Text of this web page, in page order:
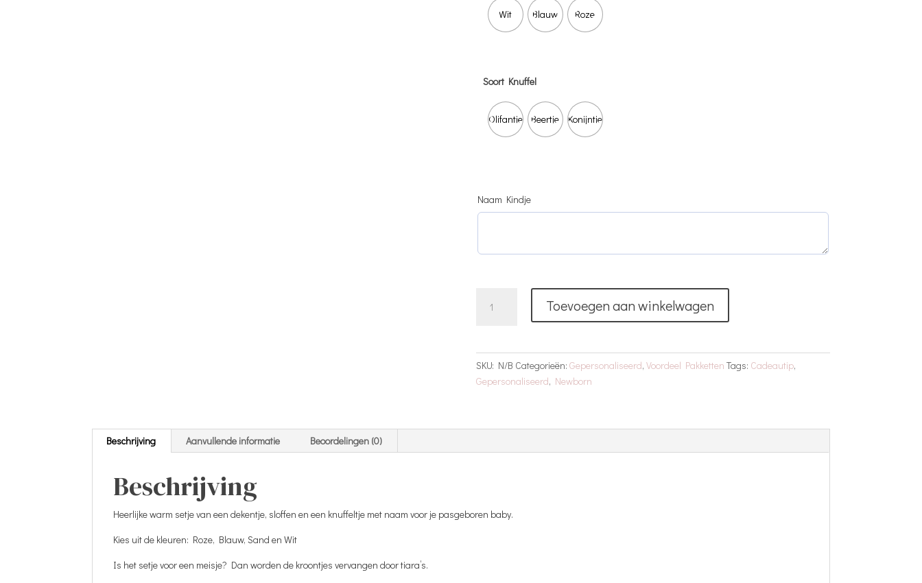
Wit Blauw Roze
Soort Knuffel
Olifantje Beertje Konijntje
Naam Kindje
Delig
Dekentje
Knuffel
Toevoegen aan winkelwagen
SKU: N/B Categorieën: Gepersonaliseerd, Voordeel Pakketten Tags: Cadeautip,
Gepersonaliseerd, Newborn
Beschrijving Aanvullende informatie Beoordelingen (0)
Beschrijving
Heerlijke warm setje van een dekentje, sloffen en een knuffeltje met naam voor je pasgeboren baby.
Kies uit de kleuren: Roze, Blauw, Sand en Wit
Is het setje voor een meisje? Dan worden de kroontjes vervangen door tiara’s.